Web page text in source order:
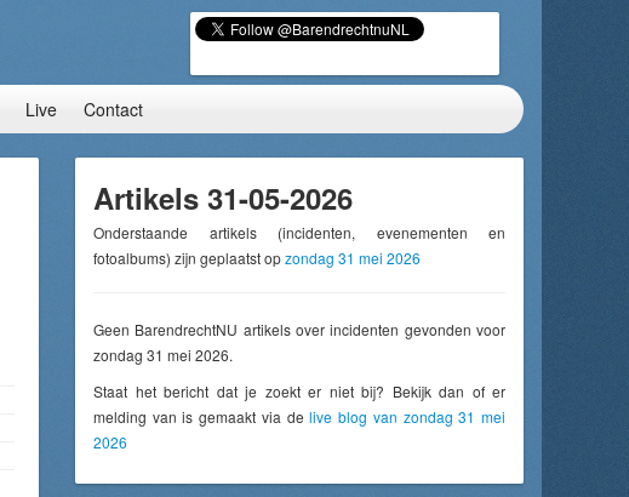
Live Contact
Artikels 31-05-2026
Onderstaande artikels (incidenten, evenementen en
fotoalbums) zijn geplaatst opzondag 31 mei 2026
Geen BarendrechtNU artikels over incidenten gevonden voor
zondag 31 mei 2026.
Staat het bericht dat je zoekt er niet bij? Bekijk dan of er
melding van is gemaakt via delive blog van zondag 31 mei
2026